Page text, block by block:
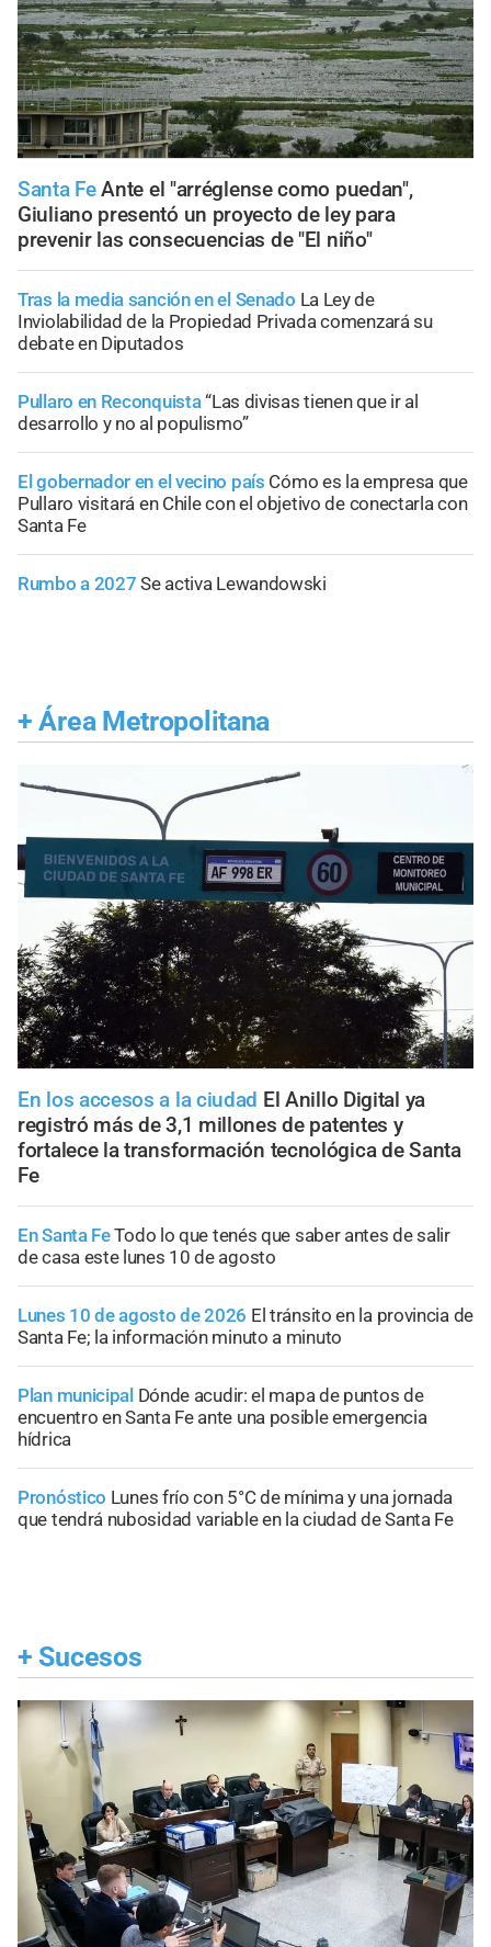
Santa Fe Ante el "arréglense como puedan",
Giuliano presentó un proyecto de ley para
prevenir las consecuencias de "El niño"
Tras la media sanción en el Senado La Ley de
Inviolabilidad de la Propiedad Privada comenzará su
debate en Diputados
Pullaro en Reconquista“Las divisas tienen que ir al
desarrollo y no al populismo”
El gobernador en el vecino país Cómo es la empresa que
Pullaro visitará en Chile con el objetivo de conectarla con
Santa Fe
Rumbo a 2027 Se activa Lewandowski
+ Área Metropolitana
En los accesos a la ciudad El Anillo Digital ya
registró más de 3,1 millones de patentes y
fortalece la transformación tecnológica de Santa
Fe
En Santa FeTodo lo que tenés que saber antes de salir
de casa este lunes 10 de agosto
Lunes 10 de agosto de 2026 El tránsito en la provincia de
Santa Fe; la información minuto a minuto
Plan municipal Dónde acudir: el mapa de puntos de
encuentro en Santa Fe ante una posible emergencia
hídrica
Pronóstico Lunes frío con 5°C de mínima y una jornada
que tendrá nubosidad variable en la ciudad de Santa Fe
+ Sucesos